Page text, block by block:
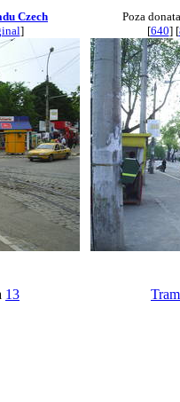
Czech
]
13
Poza
[640] [